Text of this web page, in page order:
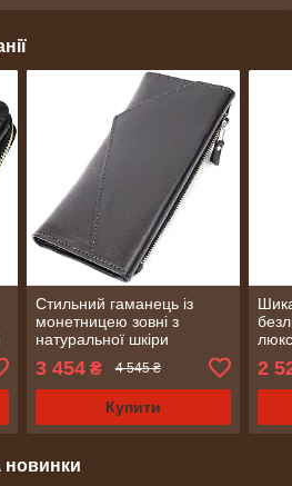
Стильний гаманець із
монетницею зовні з
натуральної шкіри
Чорний
3 454₴ 4 545 ₴
Купити
2
новинки